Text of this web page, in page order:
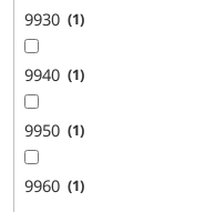
9930 1
9940 1
9950 1
9960 1